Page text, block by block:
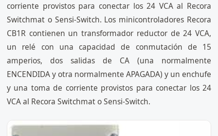
corriente provistos para conectar los 24 VCA al Recora
Switchmat o Sensi-Switch. Los minicontroladores Recora
CB1R contienen un transformador reductor de 24 VCA,
un relé con una capacidad de conmutación de 15
amperios, dos salidas de CA (una normalmente
ENCENDIDA y otra normalmente APAGADA) y un enchufe
y una toma de corriente provistos para conectar los 24
VCA al Recora Switchmat o Sensi-Switch.